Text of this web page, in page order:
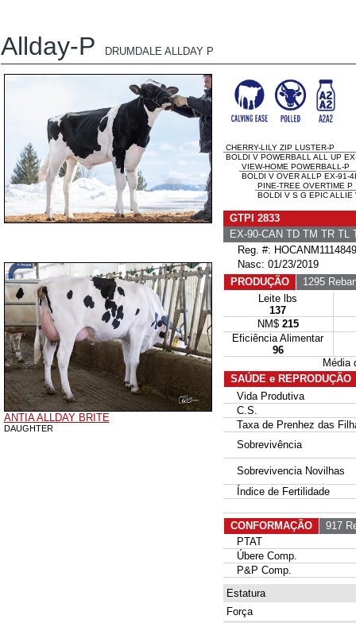
Allday-P DRUMDALE ALLDAY P
ANTIA ALLDAY BRITE
DAUGHTER
CHERRY-LILY ZIP LUSTER-P
BOLDI V POWERBALL ALL UP
VIEW-HOME POWERBALL-P
BOLDI V OVER ALLP EX-91-
PINE-TREE OVERTIME P
BOLDI V S G EPIC ALLIE
GTPI 2833
EX-90-CAN TD TM TR
Reg. #:
Nasc: 01/23/2019
PRODUÇÃO
1295
Leite lbs
137
NM$ 215
Eficiência Alimentar
96
SAÚDE e REPRODUÇÃO
Vida Produtiva
C.S.
Taxa de Prenhez das
Sobrevivência
Sobrevivencia Novilhas
Índice de Fertilidade
CONFORMAÇÃO
917
PTAT
Úbere Comp.
P&P Comp.
Estatura
Força